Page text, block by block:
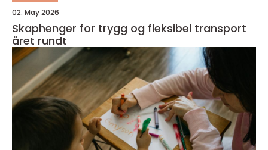
02. May 2026
Skaphenger for trygg og fleksibel transport
året rundt